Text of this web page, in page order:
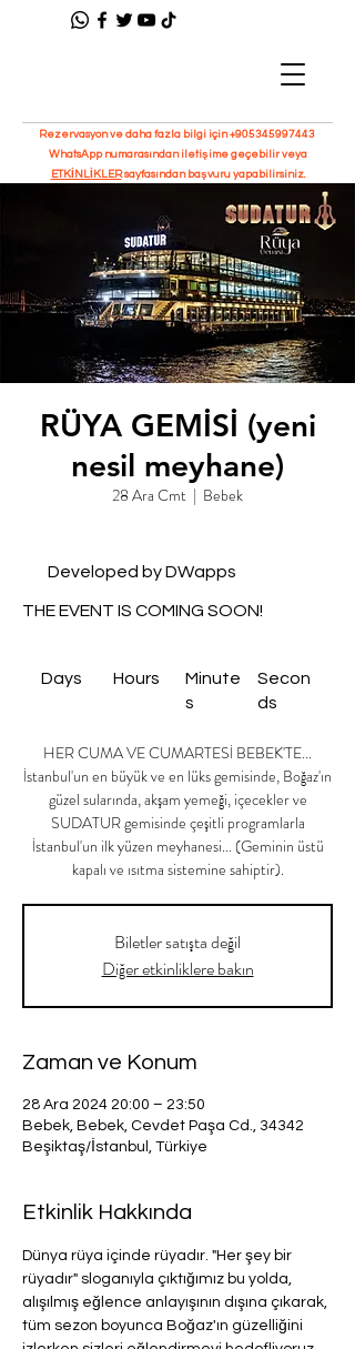
Rezervasyon ve daha fazla bilgi için+905345997443
WhatsApp numarasından iletişime geçebilir veya
ETKİNLİKLERsayfasından başvuru yapabilirsiniz.
RÜYA GEMİSİ (yeni
nesil meyhane)
28 Ara Cmt
  |
Bebek
Secon
ds
Minute
s
Hours
Days
THE EVENT IS COMING SOON!
Developed by DWapps
HER CUMA VE CUMARTESİ BEBEK'TE...
İstanbul'un en büyük ve en lüks gemisinde, Boğaz'ın
güzel sularında, akşam yemeği, içecekler ve
SUDATUR gemisinde çeşitli programlarla
İstanbul'un ilk yüzen meyhanesi... (Geminin üstü
kapalı ve ısıtma sistemine sahiptir).
Biletler satışta değil
Diğer etkinliklere bakın
Zaman ve Konum
28 Ara 2024 20:00 – 23:50
Bebek, Bebek, Cevdet Paşa Cd., 34342
Beşiktaş/İstanbul, Türkiye
Etkinlik Hakkında
Dünya rüya içinde rüyadır. "Her şey bir
rüyadır" sloganıyla çıktığımız bu yolda,
alışılmış eğlence anlayışının dışına çıkarak,
tüm sezon boyunca Boğaz'ın güzelliğini